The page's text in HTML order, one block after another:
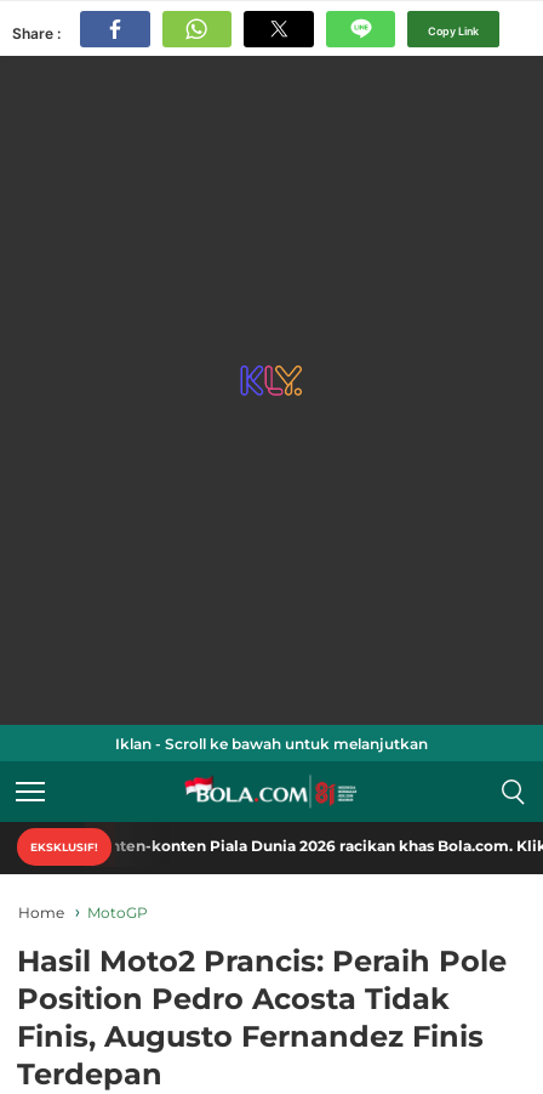
Share : Copy Link
Iklan - Scroll ke bawah untuk melanjutkan
EKSKLUSIF!
konten Piala Dunia 2026 racikan khas Bola.com. Klik di sini!
Home MotoGP
Hasil Moto2 Prancis: Peraih Pole
Position Pedro Acosta Tidak
Finis, Augusto Fernandez Finis
Terdepan